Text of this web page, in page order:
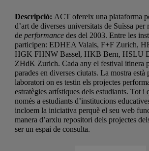
Descripció: ACT ofereix una plataforma
d’art de diverses universitats de Suïssa per
de performance des del 2003. Entre les
participen: EDHEA Valais, F+F Zurich,
HGK FHNW Bassel, HKB Bern, HSLU
ZHdK Zurich. Cada any el festival itinera
parades en diverses ciutats. La mostra està
laboratori on es testin els projectes
estratègies artístiques dels estudiants. Tot i
només a estudiants d’institucions
incloem la iniciativa perquè el seu web
manera d’arxiu repositori dels projectes
ser un espai de consulta.